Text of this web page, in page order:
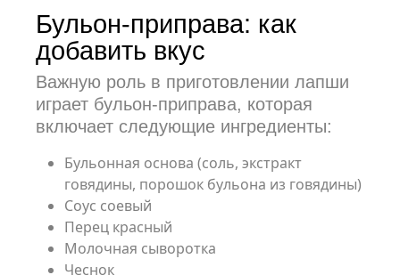
Бульон-приправа: как
добавить вкус
Важную роль в приготовлении лапши
играет бульон-приправа, которая
включает следующие ингредиенты:
Бульонная основа (соль, экстракт
говядины, порошок бульона из говядины)
Соус соевый
Перец красный
Молочная сыворотка
Чеснок